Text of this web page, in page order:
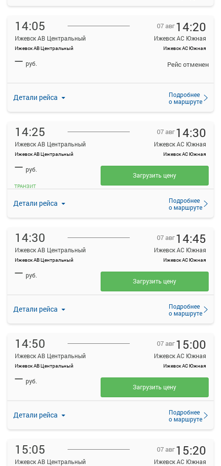
14:05
Ижевск АВ Центральный
Ижевск АВ Центральный
07 авг 14:20
Ижевск АС Южная
Ижевск АС Южная
Детали рейса
Подробнее
о маршруте
— руб. Рейс отменен
14:25
Ижевск АВ Центральный
Ижевск АВ Центральный
07 авг 14:30
Ижевск АС Южная
Ижевск АС Южная
Детали рейса
Подробнее
о маршруте
— руб.
ТРАНЗИТ
Загрузить цену
14:30
Ижевск АВ Центральный
Ижевск АВ Центральный
07 авг 14:45
Ижевск АС Южная
Ижевск АС Южная
Детали рейса
Подробнее
о маршруте
— руб.
Загрузить цену
14:50
Ижевск АВ Центральный
Ижевск АВ Центральный
07 авг 15:00
Ижевск АС Южная
Ижевск АС Южная
Детали рейса
Подробнее
о маршруте
— руб.
Загрузить цену
15:05
Ижевск АВ Центральный
07 авг 15:20
Ижевск АС Южная